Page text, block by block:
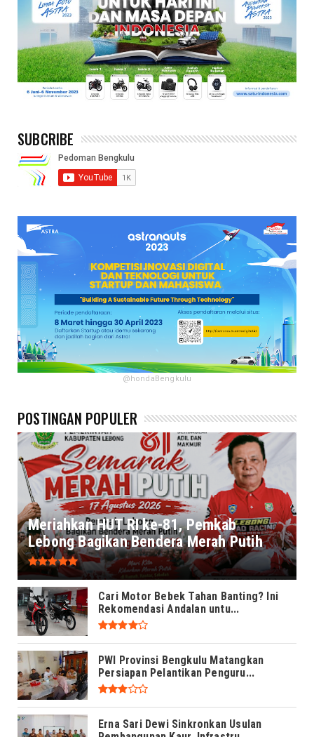
SUBCRIBE
@hondaBengkulu
POSTINGAN POPULER
Meriahkan HUT RI ke-81, Pemkab
Lebong Bagikan Bendera Merah Putih
Cari Motor Bebek Tahan Banting? Ini
Rekomendasi Andalan untu...
PWI Provinsi Bengkulu Matangkan
Persiapan Pelantikan Penguru...
Erna Sari Dewi Sinkronkan Usulan